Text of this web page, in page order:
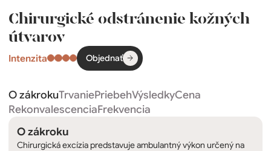
Chirurgické odstránenie kožných
útvarov
Intenzita Objednať
O zákrokuTrvaniePriebehVýsledkyCena
RekonvalescenciaFrekvencia
O zákroku
Chirurgická excízia predstavuje ambulantný výkon určený na